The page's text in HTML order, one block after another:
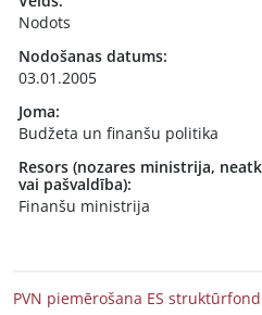
Nodots
Nodošanas datums:
03.01.2005
Joma:
Budžeta un finanšu politika
Resors (nozares ministrija,
vai pašvaldība):
Finanšu ministrija
PVN piemērošana ES